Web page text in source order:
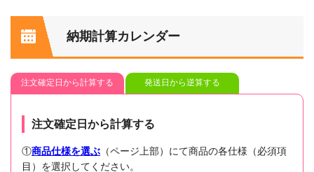
納期計算カレンダー
注文確定日から計算する 発送日から逆算する
注文確定日から計算する
①商品仕様を選ぶ （ページ上部）にて商品の各仕様（必須項
目）を選択してください。